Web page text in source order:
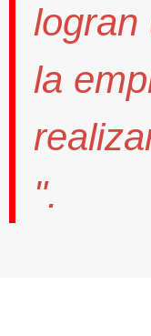
logran
la
".